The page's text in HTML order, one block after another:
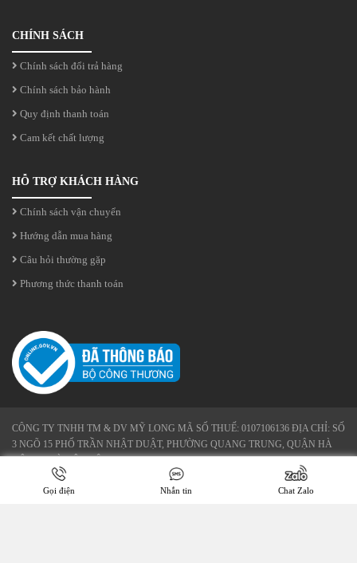
CHÍNH SÁCH
Chính sách đổi trả hàng
Chính sách bảo hành
Quy định thanh toán
Cam kết chất lượng
HỖ TRỢ KHÁCH HÀNG
Chính sách vận chuyển
Hướng dẫn mua hàng
Câu hỏi thường gặp
Phương thức thanh toán
CÔNG TY TNHH TM & DV MỸ LONG MÃ SỐ THUẾ: 0107106136 ĐỊA CHỈ: SỐ
3 NGÕ 15 PHỐ TRẦN NHẬT DUẬT, PHƯỜNG QUANG TRUNG, QUẬN HÀ
0365 388 382 EMAIL: KHANHLINH.TINHDAUTHIENNHIEN@GMAIL.COM
WEBSITE: HTTPS://TINHDAUKHANHLINH.COM.VN/
Gọi điện Nhắn tin Chat Zalo